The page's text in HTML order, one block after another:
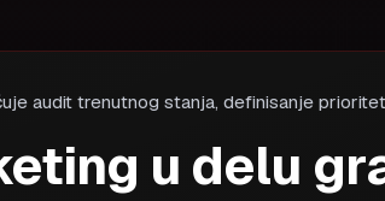
audit trenutnog stanja, definisanje
u delu